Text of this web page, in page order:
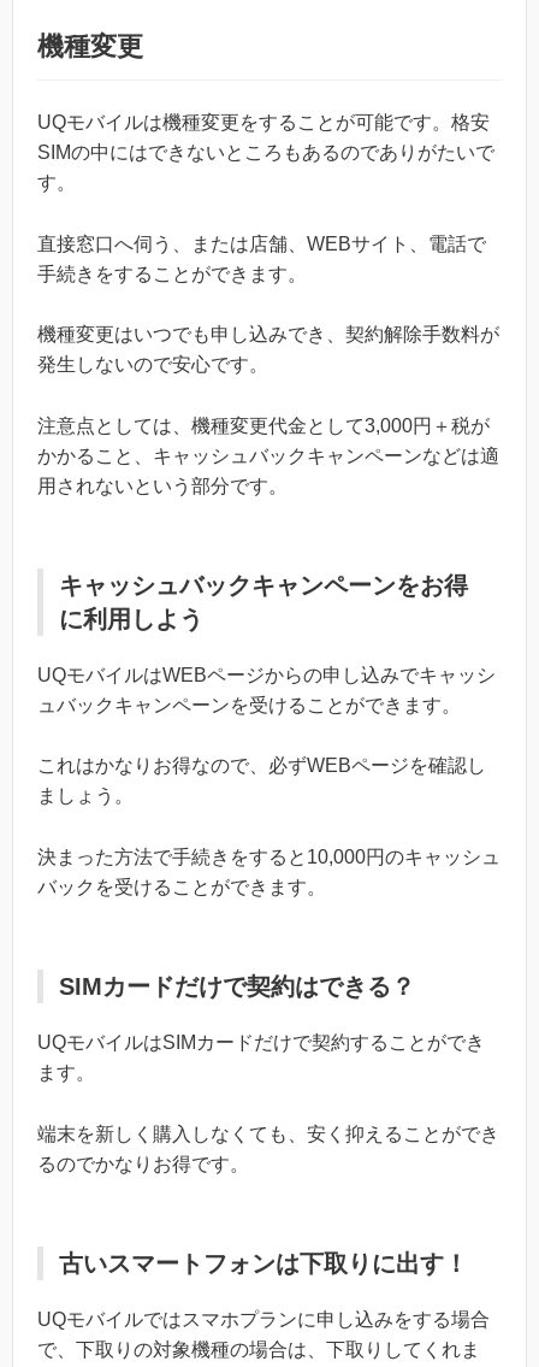
機種変更
UQモバイルは機種変更をすることが可能です。格安
SIMの中にはできないところもあるのでありがたいで
す。
直接窓口へ伺う、または店舗、WEBサイト、電話で
手続きをすることができます。
機種変更はいつでも申し込みでき、契約解除手数料が
発生しないので安心です。
注意点としては、機種変更代金として3,000円＋税が
かかること、キャッシュバックキャンペーンなどは適
用されないという部分です。
キャッシュバックキャンペーンをお得
に利用しよう
UQモバイルはWEBページからの申し込みでキャッシ
ュバックキャンペーンを受けることができます。
これはかなりお得なので、必ずWEBページを確認し
ましょう。
決まった方法で手続きをすると10,000円のキャッシュ
バックを受けることができます。
SIMカードだけで契約はできる？
UQモバイルはSIMカードだけで契約することができ
ます。
端末を新しく購入しなくても、安く抑えることができ
るのでかなりお得です。
古いスマートフォンは下取りに出す！
UQモバイルではスマホプランに申し込みをする場合
で、下取りの対象機種の場合は、下取りしてくれま